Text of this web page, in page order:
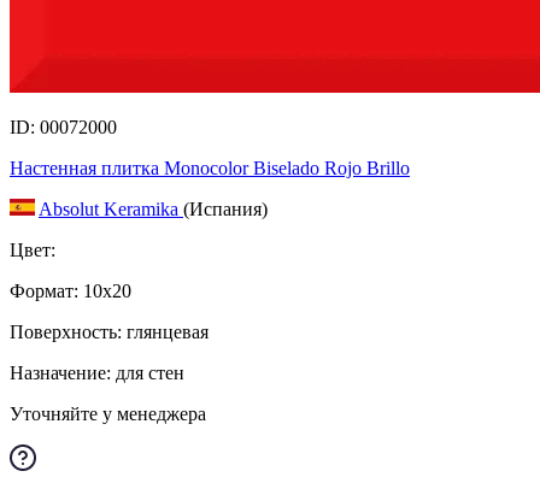
ID: 00072000
Настенная плитка Monocolor Biselado Rojo Brillo
Absolut Keramika (Испания)
Цвет:
Формат: 10x20
Поверхность: глянцевая
Назначение: для стен
Уточняйте у менеджера